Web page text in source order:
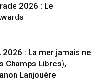
2026 : Le
2026 : La mer jamais ne
Champs Libres),
Lanjouère